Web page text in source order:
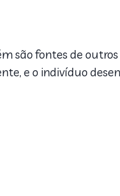
são fontes de
e o indivíduo